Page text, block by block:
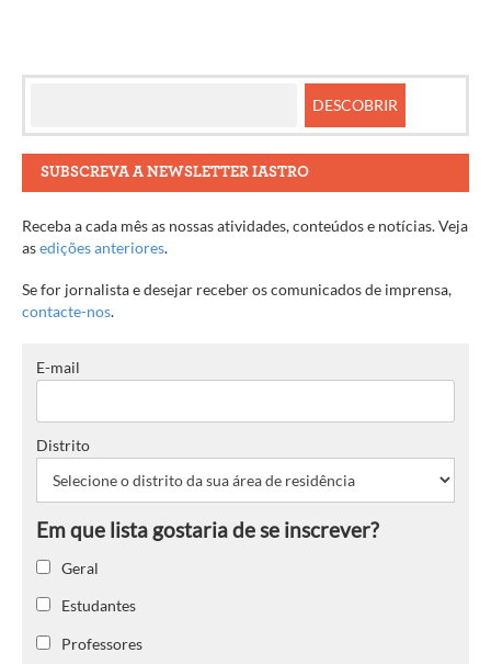
SUBSCREVA A NEWSLETTER IASTRO
Receba a cada mês as nossas atividades, conteúdos e notícias. Veja
asedições anteriores.
Se for jornalista e desejar receber os comunicados de imprensa,
contacte-nos.
E-mail
Distrito
Geral
Estudantes
Professores